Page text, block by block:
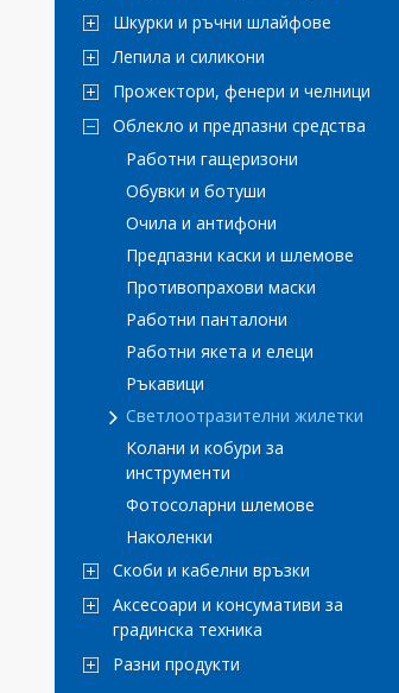
Шкурки и ръчни шлайфове
Лепила и силикони
Прожектори, фенери и челници
Облекло и предпазни средства
Работни гащеризони
Обувки и ботуши
Очила и антифони
Предпазни каски и шлемове
Противопрахови маски
Работни панталони
Работни якета и елеци
Ръкавици
Светлоотразителни жилетки
Колани и кобури за
инструменти
Фотосоларни шлемове
Наколенки
Скоби и кабелни връзки
Аксесоари и консумативи за
градинска техника
Разни продукти